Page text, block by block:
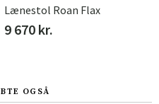
Lænestol Roan Flax
9 670 kr.
OGSÅ